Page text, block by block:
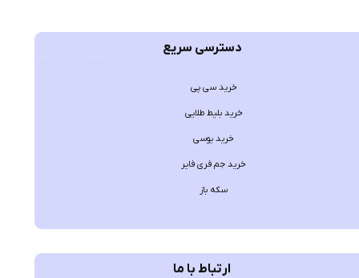
دسترسی سریع
خرید سی پی
خرید بلیط طلایی
خرید یوسی
خرید جم فری فایر
سکه باز
ارتباط با ما